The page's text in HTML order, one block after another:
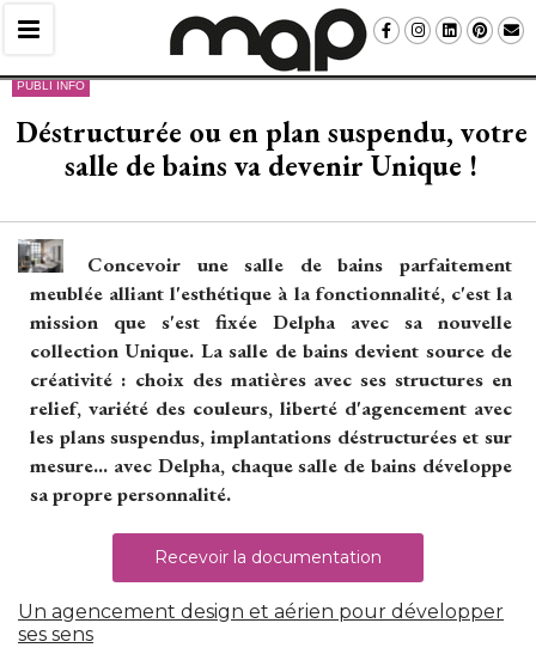
PUBLI INFO
Déstructurée ou en plan suspendu, votre
salle de bains va devenir Unique !
Concevoir une salle de bains parfaitement
meublée alliant l'esthétique à la fonctionnalité, c'est la
mission que s'est fixée Delpha avec sa nouvelle
collection Unique. La salle de bains devient source de
créativité : choix des matières avec ses structures en
relief, variété des couleurs, liberté d'agencement avec
les plans suspendus, implantations déstructurées et sur
mesure... avec Delpha, chaque salle de bains développe
sa propre personnalité.
Recevoir la documentation
Un agencement design et aérien pour développer
ses sens